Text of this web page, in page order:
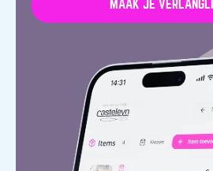
MAAK JE